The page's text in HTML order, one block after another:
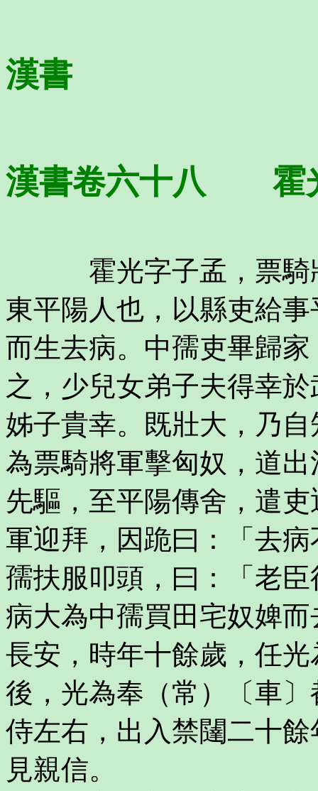
漢書
漢書卷六十八 霍
霍光字子孟，票騎
東平陽人也，以縣吏給
而生去病。中孺吏畢歸
之，少兒女弟子夫得幸
姊子貴幸。既壯大，乃
為票騎將軍擊匈奴，道
先驅，至平陽傳舍，遣
軍迎拜，因跪曰：「去
孺扶服叩頭，曰：「老
病大為中孺買田宅奴婢
長安，時年十餘歲，任
後，光為奉（常）〔車
侍左右，出入禁闥二十
見親信。